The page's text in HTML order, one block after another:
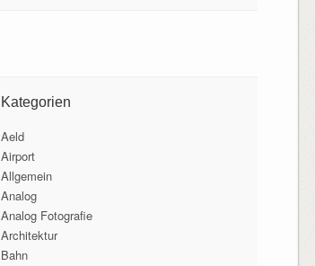
Kategorien
Aeld
Airport
Allgemein
Analog
Analog Fotografie
Architektur
Bahn